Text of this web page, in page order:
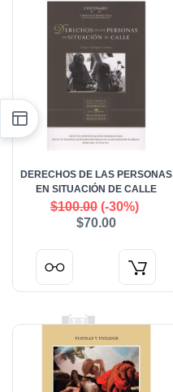
DERECHOS DE LAS PERSONAS
EN SITUACIÓN DE CALLE
$100.00(-30%)
$70.00